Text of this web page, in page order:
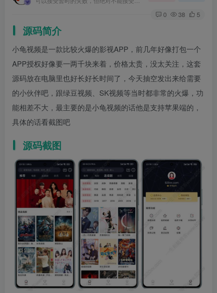
0 38 5
源码简介
小龟视频是一款比较火爆的影视APP，前几年好像打包一个
APP授权好像要一两千块来着，价格太贵，没太关注，这套
源码放在电脑里也好长好长时间了，今天抽空发出来给需要
的小伙伴吧，跟绿豆视频、SK视频等当时都非常的火爆，功
能相差不大，最主要的是小龟视频的话他是支持苹果端的，
具体的话看截图吧
源码截图